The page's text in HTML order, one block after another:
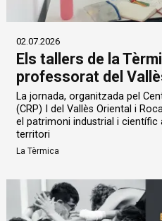
02.07.2026
Els tallers de la
professorat del
La jornada, organitzada pel
(CRP) I del Vallès Oriental i
el patrimoni industrial i científic
territori
La Tèrmica